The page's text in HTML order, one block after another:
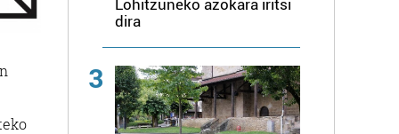
Lohitzuneko azokara iritsi
dira
3